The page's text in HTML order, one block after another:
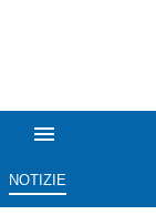
NOTIZIE